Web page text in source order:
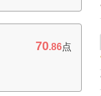
70.86点